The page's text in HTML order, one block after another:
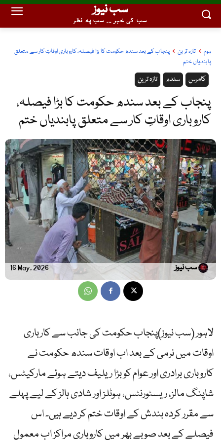
سب نیوز
سب کی خبر ... سب پہ نظر
ہوم تازہ ترین
پنجاب کے بعد سندھ حکومت کا بڑا فیصلہ، کاروباری اوقاتِ کار سے متعلق
پابندیاں ختم
تازہ ترین سندھ کامرس
پنجاب کے بعد سندھ حکومت کا بڑا فیصلہ،
کاروباری اوقاتِ کار سے متعلق پابندیاں ختم
16 May, 2026 سب نیوز
لاہور (سب نیوز)پنجاب حکومت کی جانب سے کارباری
اوقات میں نرمی کے بعد اب اوقات سندھ حکومت نے
کاروباری برادری اور عوام کو بڑا ریلیف دیتے ہوئے مارکیٹس،
شاپنگ مالز، ریسٹورنٹس، ہوٹلز اور شادی ہالز کے لیے پہلے
سے مقرر کردہ بندش کے اوقات ختم کر دیے ہیں۔ اس
فیصلے کے بعد صوبے بھر میں کاروباری مراکز اب معمول